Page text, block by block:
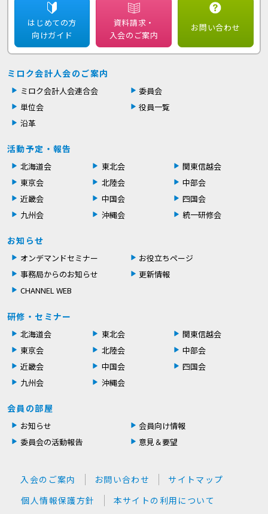
はじめての方
向けガイド
資料請求・
入会のご案内
お問い合わせ
ミロク会計人会のご案内
ミロク会計人会連合会
委員会
単位会
役員一覧
沿革
活動予定・報告
北海道会 東北会
関東信越会
東京会
北陸会
中部会
近畿会
中国会
四国会
九州会
沖縄会 統一研修会
お知らせ
オンデマンドセミナー
お役立ちページ
事務局からのお知らせ
更新情報
CHANNEL WEB
研修・セミナー
北海道会 東北会
関東信越会
東京会
北陸会
中部会
近畿会
中国会
四国会
九州会
沖縄会
会員の部屋
お知らせ
会員向け情報
委員会の活動報告
意見＆要望
入会のご案内 お問い合わせ
サイトマップ
個人情報保護方針
本サイトの利用について